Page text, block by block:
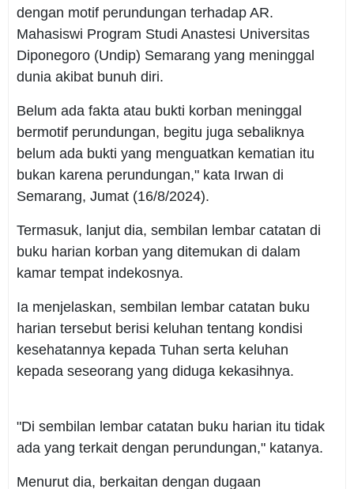
dengan motif perundungan terhadap AR.
Mahasiswi Program Studi Anastesi Universitas
Diponegoro (Undip) Semarang yang meninggal
dunia akibat bunuh diri.
Belum ada fakta atau bukti korban meninggal
bermotif perundungan, begitu juga sebaliknya
belum ada bukti yang menguatkan kematian itu
bukan karena perundungan," kata Irwan di
Semarang, Jumat (16/8/2024).
Termasuk, lanjut dia, sembilan lembar catatan di
buku harian korban yang ditemukan di dalam
kamar tempat indekosnya.
Ia menjelaskan, sembilan lembar catatan buku
harian tersebut berisi keluhan tentang kondisi
kesehatannya kepada Tuhan serta keluhan
kepada seseorang yang diduga kekasihnya.
"Di sembilan lembar catatan buku harian itu tidak
ada yang terkait dengan perundungan," katanya.
Menurut dia, berkaitan dengan dugaan